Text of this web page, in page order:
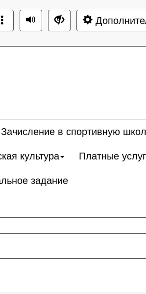
Зачисление в спортивную
культура Платные
задание